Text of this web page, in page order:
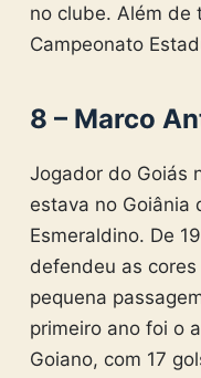
no clube. Além de
Campeonato
8 – Marco
Jogador do Goiás
estava no Goiânia
Esmeraldino. De
defendeu as
pequena
primeiro ano foi o
Goiano, com 17